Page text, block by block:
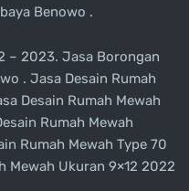
Benowo .
– 2023. Jasa Borongan
. Jasa Desain Rumah
Desain Rumah Mewah
Rumah Mewah
Rumah Mewah Type 70
Mewah Ukuran 9×12 2022